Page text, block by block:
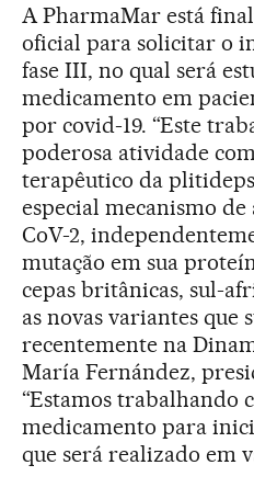
A PharmaMar está
oficial para solicitar o
fase III, no qual será
medicamento em
por covid-19. “Este
poderosa atividade
terapêutico da
especial mecanismo de
CoV-2,
mutação em sua
cepas britânicas, sul-
as novas variantes que
recentemente na
María Fernández,
“Estamos trabalhando
medicamento para
que será realizado em